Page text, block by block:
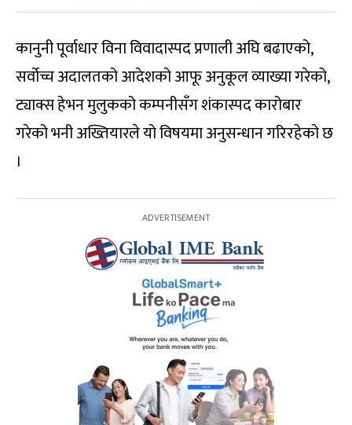
कानुनी पूर्वाधार विना विवादास्पद प्रणाली अघि बढाएको,
सर्वोच्च अदालतको आदेशको आफू अनुकूल व्याख्या गरेको,
ट्याक्स हेभन मुलुकको कम्पनीसँग शंकास्पद कारोबार
गरेको भनी अख्तियारले यो विषयमा अनुसन्धान गरिरहेको छ
।